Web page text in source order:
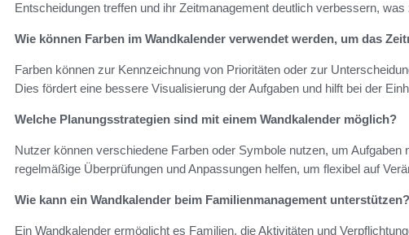
Entscheidungen treffen und ihr Zeitmanagement deutlich verbessern,
Wie können Farben im Wandkalender verwendet werden, um das
Farben können zur Kennzeichnung von Prioritäten oder zur
Dies fördert eine bessere Visualisierung der Aufgaben und hilft bei der
Welche Planungsstrategien sind mit einem Wandkalender möglich?
Nutzer können verschiedene Farben oder Symbole nutzen, um
regelmäßige Überprüfungen und Anpassungen helfen, um flexibel auf
Wie kann ein Wandkalender beim Familienmanagement unterstützen?
Ein Wandkalender ermöglicht es Familien, die Aktivitäten und